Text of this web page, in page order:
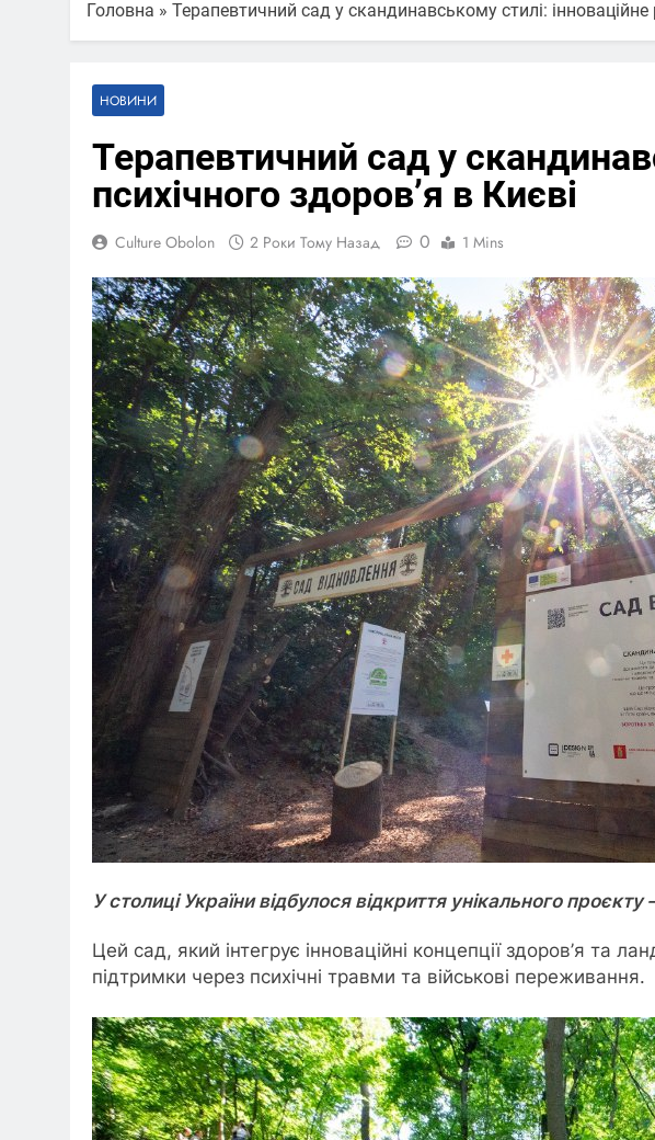
Головна » Терапевтичний сад у скандинавському стилі:
НОВИНИ
Терапевтичний сад у
психічного здоров’я в Києві
Culture Obolon 2 Роки Тому Назад 0 1 Mins
У столиці України відбулося відкриття унікального
Цей сад, який інтегрує інноваційні концепції здоров’я та
підтримки через психічні травми та військові переживання.